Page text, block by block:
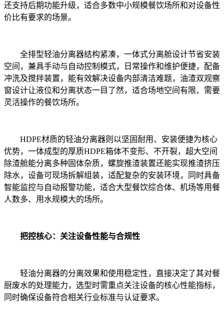
还支持后期功能升级，适合多数中小规模餐饮场所和对设备性
价比有要求的场景。
全排型轻油分离器结构紧凑，一体式分离舱设计节省安装
空间，兼具手动与自动控制模式，日常操作和维护便捷，配备
冲洗及搅拌装置，能有效解决设备内部清洁难题，油渣双观察
窗设计让液位和分离状态一目了然，适合场地空间有限、需要
灵活操作的餐饮场所。
HDPE材质的轻油分离器则以坚固耐用、安装便捷为核心
优势，一体成型的厚质HDPE箱体不变形、不开裂，超大空间
除渣舱能分离多种固体杂质，螺旋推渣装置还能实现推渣挤压
除水，设备可现场拆解组装，适配复杂的安装环境，同时具备
智能监控与自动报警功能，适合大型餐饮综合体、机场等用餐
人数多、用水规模大的场所。
把控核心：关注设备性能与合规性
轻油分离器的分离效果和使用稳定性，直接决定了其对餐
厨废水的处理能力，选型时需重点关注设备的核心性能指标，
同时确保设备符合相关行业标准与认证要求。